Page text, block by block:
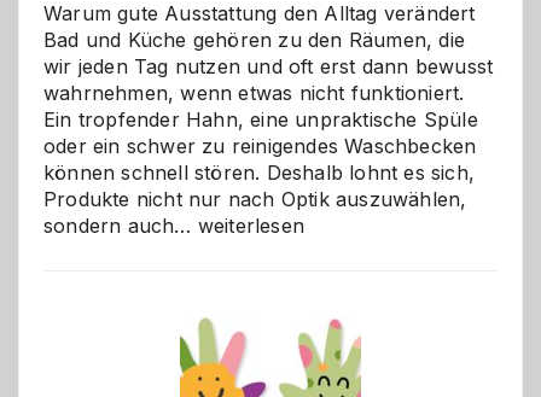
Warum gute Ausstattung den Alltag verändert
Bad und Küche gehören zu den Räumen, die
wir jeden Tag nutzen und oft erst dann bewusst
wahrnehmen, wenn etwas nicht funktioniert.
Ein tropfender Hahn, eine unpraktische Spüle
oder ein schwer zu reinigendes Waschbecken
können schnell stören. Deshalb lohnt es sich,
Produkte nicht nur nach Optik auszuwählen,
sondern auch… Bad
besser
verstehen
weiterlesen